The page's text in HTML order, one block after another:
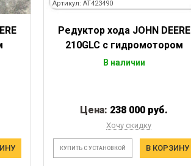
Артикул: AT423490
Редуктор хода JOHN DEERE
210GLC с гидромотором
В наличии
Цена: 238 000 руб.
Хочу скидку
КУПИТЬ С УСТАНОВКОЙ В КОРЗИНУ